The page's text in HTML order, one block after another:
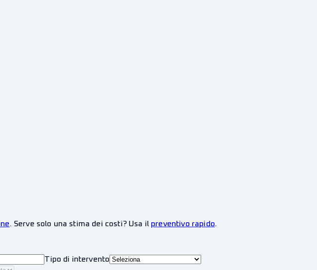
. Serve solo una stima dei costi? Usa il preventivo rapido.
Tipo di intervento